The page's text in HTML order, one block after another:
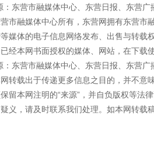
东营市融媒体中心、东营日报、东营
市融媒体中心所有，东营网拥有东营市
媒体的电子信息网络发布、出售与转
经本网书面授权的媒体、网站，在下载
东营市融媒体中心、东营日报、东营
转载出于传递更多信息之目的，并不意
留本网注明的“来源”，并自负版权等法
义，请及时联系我们处理。如本网转载